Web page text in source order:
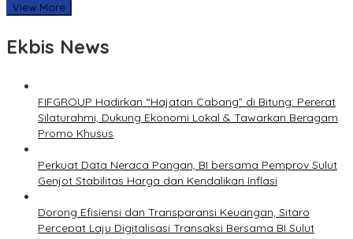
View More
Ekbis News
FIFGROUP Hadirkan “Hajatan Cabang” di Bitung: Pererat
Silaturahmi, Dukung Ekonomi Lokal & Tawarkan Beragam
Promo Khusus
Perkuat Data Neraca Pangan, BI bersama Pemprov Sulut
Genjot Stabilitas Harga dan Kendalikan Inflasi
Dorong Efisiensi dan Transparansi Keuangan, Sitaro
Percepat Laju Digitalisasi Transaksi Bersama BI Sulut